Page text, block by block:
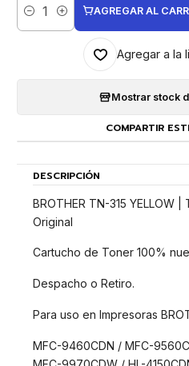
Cantidad
AGREGAR AL
Agregar a la
Mostrar stock
COMPARTIR
DESCRIPCIÓN
BROTHER TN-315 YELLOW
Original
Cartucho de Toner 100%
Despacho o Retiro.
Para uso en Impresoras
MFC-9460CDN / MFC-